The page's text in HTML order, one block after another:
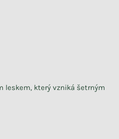
leskem, který vzniká šetrným